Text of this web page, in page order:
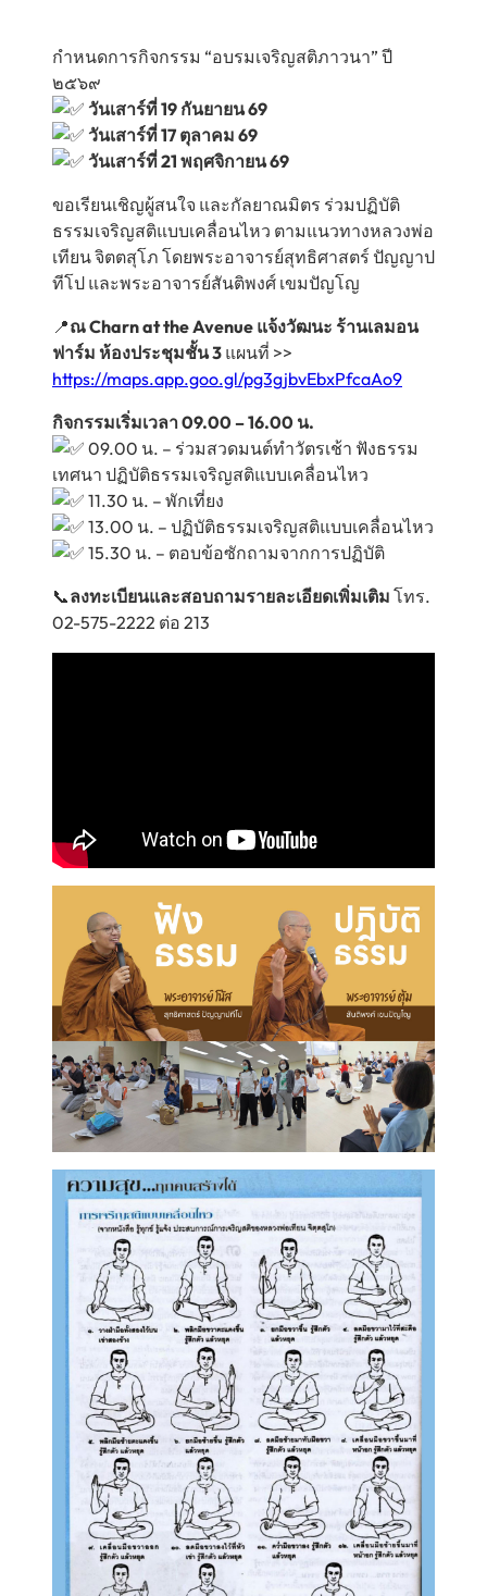
กำหนดการกิจกรรม “อบรมเจริญสติภาวนา” ปี
๒๕๖๙
วันเสาร์ที่ 19 กันยายน 69
วันเสาร์ที่ 17 ตุลาคม 69
วันเสาร์ที่ 21 พฤศจิกายน 69
ขอเรียนเชิญผู้สนใจ และกัลยาณมิตร ร่วมปฏิบัติ
ธรรมเจริญสติแบบเคลื่อนไหว ตามแนวทางหลวงพ่อ
เทียน จิตตสุโภ โดยพระอาจารย์สุทธิศาสตร์ ปัญญาป
ทีโป และพระอาจารย์สันติพงศ์ เขมปัญโญ
📍ณ Charn at the Avenue แจ้งวัฒนะ ร้านเลมอน
ฟาร์ม ห้องประชุมชั้น 3 แผนที่ >>
https://maps.app.goo.gl/pg3gjbvEbxPfcaAo9
กิจกรรมเริ่มเวลา 09.00 – 16.00 น.
09.00 น. – ร่วมสวดมนต์ทำวัตรเช้า ฟังธรรม
เทศนา ปฏิบัติธรรมเจริญสติแบบเคลื่อนไหว
11.30 น. – พักเที่ยง
13.00 น. – ปฏิบัติธรรมเจริญสติแบบเคลื่อนไหว
15.30 น. – ตอบข้อซักถามจากการปฏิบัติ
📞ลงทะเบียนและสอบถามรายละเอียดเพิ่มเติม โทร.
02-575-2222 ต่อ 213